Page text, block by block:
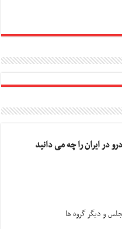
در ایران را چه می دانید
و دیگر گروه ها